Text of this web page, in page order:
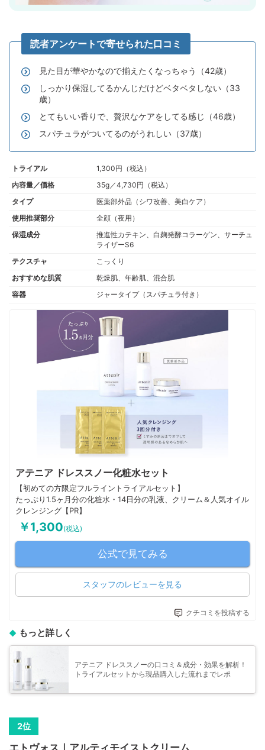
見た目が華やかなので揃えたくなっちゃう（42歳）
しっかり保湿してるかんじだけどベタベタしない（33
歳）
とてもいい香りで、贅沢なケアをしてる感じ（46歳）
スパチュラがついてるのがうれしい（37歳）
トライアル
1,300円（税込）
内容量／価格
35g／4,730円（税込）
タイプ
医薬部外品（シワ改善、美白ケア）
使用推奨部分
全顔（夜用）
保湿成分
推進性カテキン、白麹発酵コラーゲン、サーチュ
ライザーS6
テクスチャ
こっくり
おすすめな肌質
乾燥肌、年齢肌、混合肌
容器
ジャータイプ（スパチュラ付き）
アテニア ドレススノー化粧水セット
【初めての方限定フルライントライアルセット】
たっぷり1.5ヶ月分の化粧水・14日分の乳液、クリーム＆人気オイル
クレンジング【PR】
￥1,300(税込)
公式で見てみる
スタッフのレビューを見る
クチコミを投稿する
もっと詳しく
アテニア ドレススノーの口コミ＆成分・効果を解析！
トライアルセットから現品購入した流れまでレポ
エトヴォス｜アルティモイストクリーム